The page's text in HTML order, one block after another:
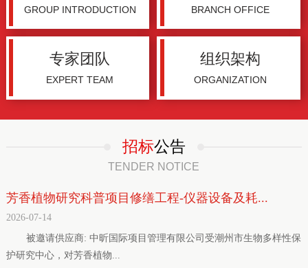
GROUP INTRODUCTION BRANCH OFFICE
专家团队
EXPERT TEAM
组织架构
ORGANIZATION
招标公告
TENDER NOTICE
芳香植物研究科普项目修缮工程-仪器设备及耗...
2026-07-14
被邀请供应商: 中昕国际项目管理有限公司受潮州市生物多样性保
护研究中心，对芳香植物...